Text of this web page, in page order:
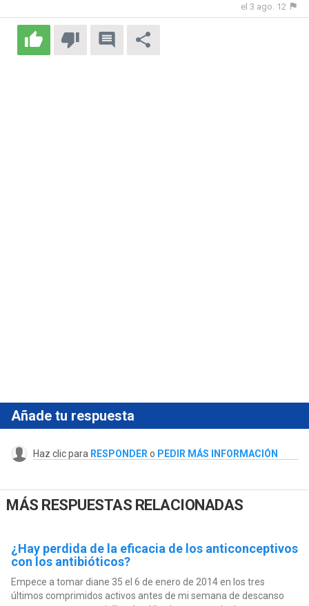
el 3 ago. 12
Añade tu respuesta
Haz clic para RESPONDER o PEDIR MÁS INFORMACIÓN
MÁS RESPUESTAS RELACIONADAS
¿Hay perdida de la eficacia de los anticonceptivos
con los antibióticos?
Empece a tomar diane 35 el 6 de enero de 2014 en los tres
últimos comprimidos activos antes de mi semana de descanso